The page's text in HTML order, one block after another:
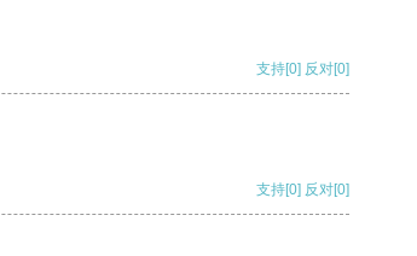
支持[0] 反对[0]
支持[0] 反对[0]